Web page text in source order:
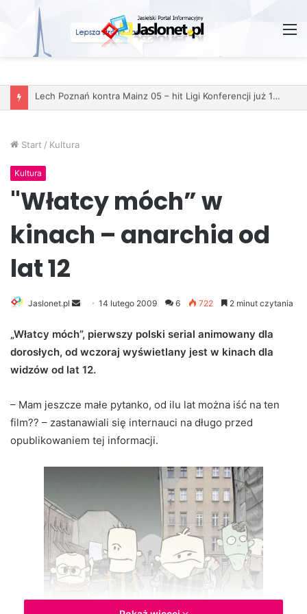
Start / Kultura
Kultura
"Włatcy móch” w
kinach – anarchia od
lat 12
Jaslonet.pl
n
d
a
e
m
l
14 lutego 2009 6 722 2 minut czytania
„Włatcy móch”, pierwszy polski serial animowany dla
dorosłych, od wczoraj wyświetlany jest w kinach dla
widzów od lat 12.
– Mam jeszcze małe pytanko, od ilu lat można iść na ten
film?? – zastanawiali się internauci na długo przed
opublikowaniem tej informacji.